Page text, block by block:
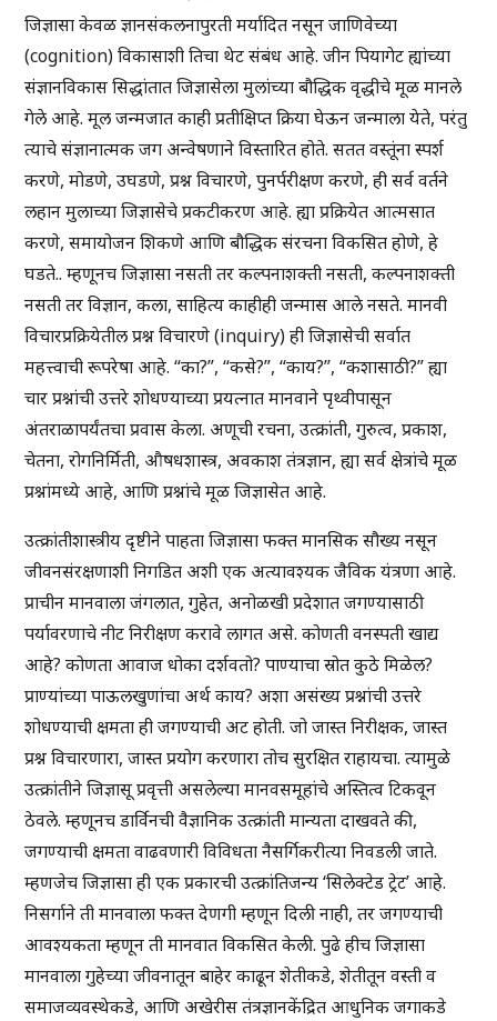
जिज्ञासा केवळ ज्ञानसंकलनापुरती मर्यादित नसून जाणिवेच्या
(cognition) विकासाशी तिचा थेट संबंध आहे. जीन पियागेट ह्यांच्या
संज्ञानविकास सिद्धांतात जिज्ञासेला मुलांच्या बौद्धिक वृद्धीचे मूळ मानले
गेले आहे. मूल जन्मजात काही प्रतीक्षिप्त क्रिया घेऊन जन्माला येते, परंतु
त्याचे संज्ञानात्मक जग अन्वेषणाने विस्तारित होते. सतत वस्तूंना स्पर्श
करणे, मोडणे, उघडणे, प्रश्न विचारणे, पुनर्परीक्षण करणे, ही सर्व वर्तने
लहान मुलाच्या जिज्ञासेचे प्रकटीकरण आहे. ह्या प्रक्रियेत आत्मसात
करणे, समायोजन शिकणे आणि बौद्धिक संरचना विकसित होणे, हे
घडते.. म्हणूनच जिज्ञासा नसती तर कल्पनाशक्ती नसती, कल्पनाशक्ती
नसती तर विज्ञान, कला, साहित्य काहीही जन्मास आले नसते. मानवी
विचारप्रक्रियेतील प्रश्न विचारणे (inquiry) ही जिज्ञासेची सर्वात
महत्त्वाची रूपरेषा आहे. “का?”, “कसे?”, “काय?”, “कशासाठी?” ह्या
चार प्रश्नांची उत्तरे शोधण्याच्या प्रयत्नात मानवाने पृथ्वीपासून
अंतराळापर्यंतचा प्रवास केला. अणूची रचना, उत्क्रांती, गुरुत्व, प्रकाश,
चेतना, रोगनिर्मिती, औषधशास्त्र, अवकाश तंत्रज्ञान, ह्या सर्व क्षेत्रांचे मूळ
प्रश्नांमध्ये आहे, आणि प्रश्नांचे मूळ जिज्ञासेत आहे.
उत्क्रांतीशास्त्रीय दृष्टीने पाहता जिज्ञासा फक्त मानसिक सौख्य नसून
जीवनसंरक्षणाशी निगडित अशी एक अत्यावश्यक जैविक यंत्रणा आहे.
प्राचीन मानवाला जंगलात, गुहेत, अनोळखी प्रदेशात जगण्यासाठी
पर्यावरणाचे नीट निरीक्षण करावे लागत असे. कोणती वनस्पती खाद्य
आहे? कोणता आवाज धोका दर्शवतो? पाण्याचा स्रोत कुठे मिळेल?
प्राण्यांच्या पाऊलखुणांचा अर्थ काय? अशा असंख्य प्रश्नांची उत्तरे
शोधण्याची क्षमता ही जगण्याची अट होती. जो जास्त निरीक्षक, जास्त
प्रश्न विचारणारा, जास्त प्रयोग करणारा तोच सुरक्षित राहायचा. त्यामुळे
उत्क्रांतीने जिज्ञासू प्रवृत्ती असलेल्या मानवसमूहांचे अस्तित्व टिकवून
ठेवले. म्हणूनच डार्विनची वैज्ञानिक उत्क्रांती मान्यता दाखवते की,
जगण्याची क्षमता वाढवणारी विविधता नैसर्गिकरीत्या निवडली जाते.
म्हणजेच जिज्ञासा ही एक प्रकारची उत्क्रांतिजन्य ‘सिलेक्टेड ट्रेट’ आहे.
निसर्गाने ती मानवाला फक्त देणगी म्हणून दिली नाही, तर जगण्याची
आवश्यकता म्हणून ती मानवात विकसित केली. पुढे हीच जिज्ञासा
मानवाला गुहेच्या जीवनातून बाहेर काढून शेतीकडे, शेतीतून वस्ती व
समाजव्यवस्थेकडे, आणि अखेरीस तंत्रज्ञानकेंद्रित आधुनिक जगाकडे